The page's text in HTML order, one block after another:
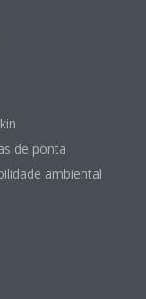
de ponta
ambiental